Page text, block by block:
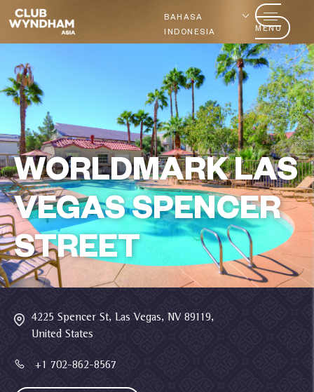
BAHASA
INDONESIA
MENU
WORLDMARK LAS
VEGAS SPENCER
STREET
4225 Spencer St, Las Vegas, NV 89119,
United States
+1 702-862-8567